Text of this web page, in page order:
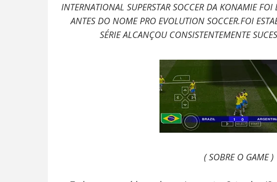
INTERNATIONAL SUPERSTAR SOCCER DA KONAMIE
ANTES DO NOME PRO EVOLUTION SOCCER.FOI
SÉRIE ALCANÇOU CONSISTENTEMENTE
( SOBRE O GAME )